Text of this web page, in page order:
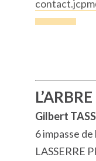
Gilbert
6 impasse
LASSERRE